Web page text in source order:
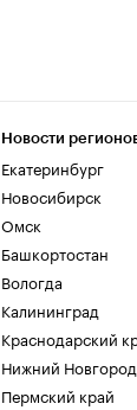
Новости
Екатеринбург
Новосибирск
Омск
Башкортостан
Вологда
Калининград
Краснодарский
Нижний Новгород
Пермский край